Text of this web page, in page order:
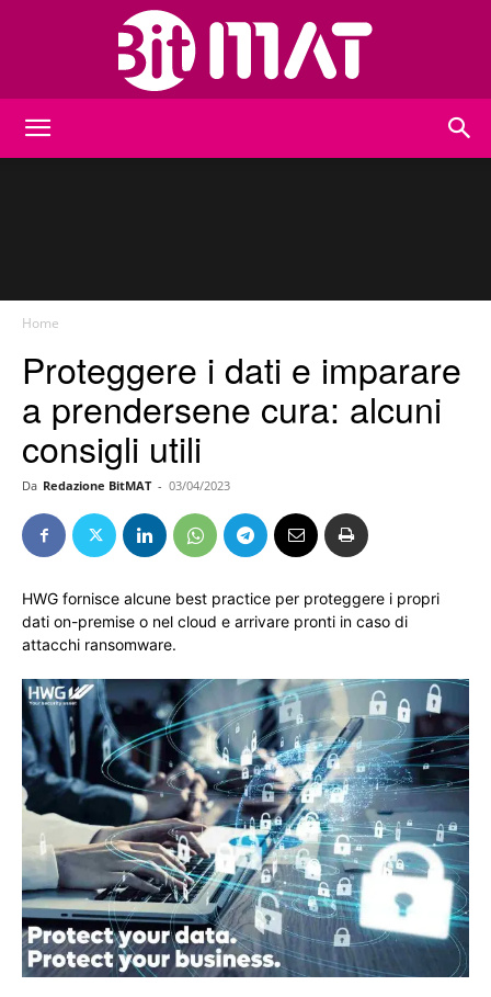
Home
Proteggere i dati e imparare
a prendersene cura: alcuni
consigli utili
Da Redazione BitMAT - 03/04/2023
HWG fornisce alcune best practice per proteggere i propri
dati on-premise o nel cloud e arrivare pronti in caso di
attacchi ransomware.